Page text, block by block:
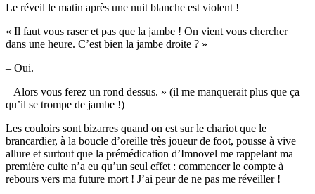
Le réveil le matin après une nuit blanche est violent !
« Il faut vous raser et pas que la jambe ! On vient vous chercher
dans une heure. C’est bien la jambe droite ? »
– Oui.
– Alors vous ferez un rond dessus. » (il me manquerait plus que ça
qu’il se trompe de jambe !)
Les couloirs sont bizarres quand on est sur le chariot que le
brancardier, à la boucle d’oreille très joueur de foot, pousse à vive
allure et surtout que la prémédication d’Imnovel me rappelant ma
première cuite n’a eu qu’un seul effet : commencer le compte à
rebours vers ma future mort ! J’ai peur de ne pas me réveiller !